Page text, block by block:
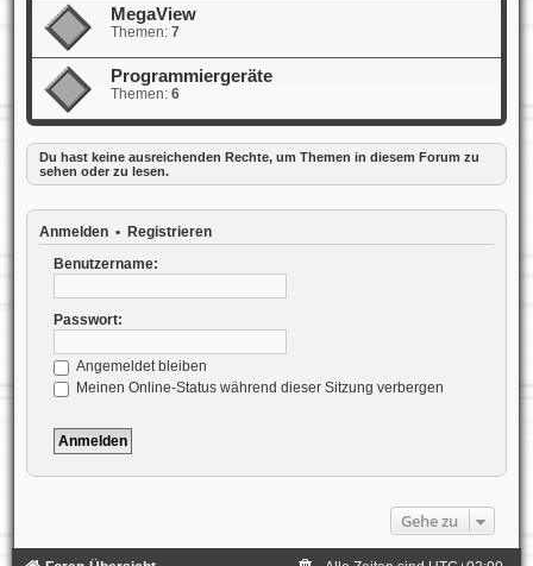
MegaView
Themen: 7
Programmiergeräte
Themen: 6
Du hast keine ausreichenden Rechte, um Themen in diesem Forum zu
sehen oder zu lesen.
Anmelden• Registrieren
Benutzername:
Passwort:
Angemeldet bleiben
Meinen Online-Status während dieser Sitzung verbergen
Gehe zu